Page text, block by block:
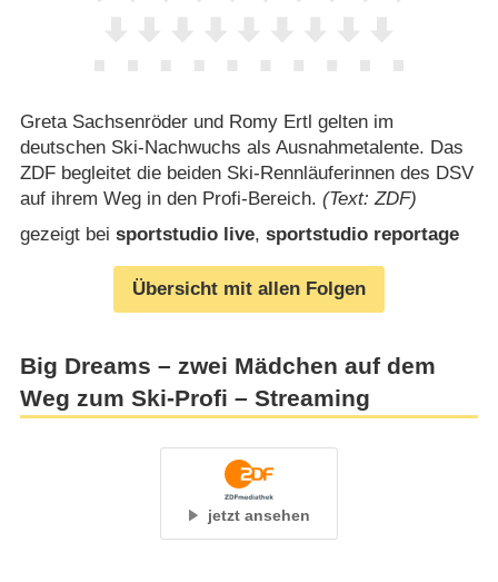
Greta Sachsenröder und Romy Ertl gelten im
deutschen Ski-Nachwuchs als Ausnahmetalente. Das
ZDF begleitet die beiden Ski-Rennläuferinnen des DSV
auf ihrem Weg in den Profi-Bereich. (Text: ZDF)
gezeigt bei sportstudio live, sportstudio reportage
Übersicht mit allen Folgen
Big Dreams – zwei Mädchen auf dem
Weg zum Ski-Profi – Streaming
jetzt ansehen